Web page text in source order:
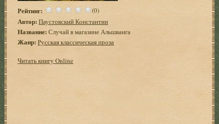
Рейтинг: (0)
Автор: Паустовский Константин
Название: Случай в магазине Альшванга
Жанр: Русская классическая проза
Читать книгу Online